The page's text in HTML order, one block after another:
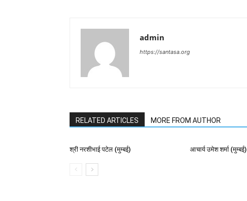
admin
https://santasa.org
RELATED ARTICLES MORE FROM AUTHOR
श्री नरशीभाई पटेल (मुम्बई) आचार्य उमेश शर्मा (मुम्बई)